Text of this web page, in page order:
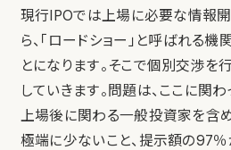
現行IPOでは上場に必要な情報
ら、「ロードショー」と呼ばれる
とになります。そこで個別交渉を
していきます。問題は、ここに関
上場後に関わる一般投資家を含
極端に少ないこと、提示額の97